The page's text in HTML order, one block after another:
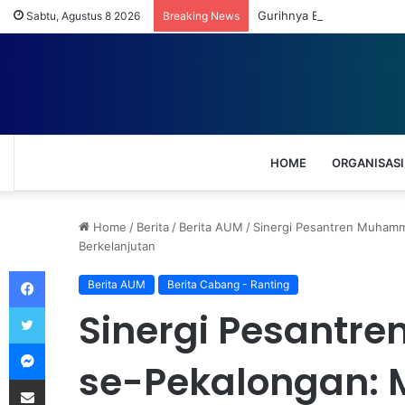
Sabtu, Agustus 8 2026 Breaking News Gurihnya Bisnis UMKM
HOME ORGANISASI
Home / Berita / Berita AUM / Sinergi Pesantren
Berkelanjutan
Berita AUM Berita Cabang - Ranting
Sinergi
se-Pekalongan:
Messenger